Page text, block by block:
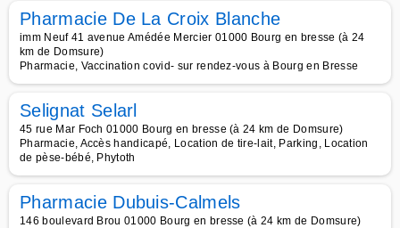
Pharmacie De La Croix Blanche
imm Neuf 41 avenue Amédée Mercier 01000 Bourg en bresse (à 24
km de Domsure)
Pharmacie, Vaccination covid- sur rendez-vous à Bourg en Bresse
Selignat Selarl
45 rue Mar Foch 01000 Bourg en bresse (à 24 km de Domsure)
Pharmacie, Accès handicapé, Location de tire-lait, Parking, Location
de pèse-bébé, Phytoth
Pharmacie Dubuis-Calmels
146 boulevard Brou 01000 Bourg en bresse (à 24 km de Domsure)